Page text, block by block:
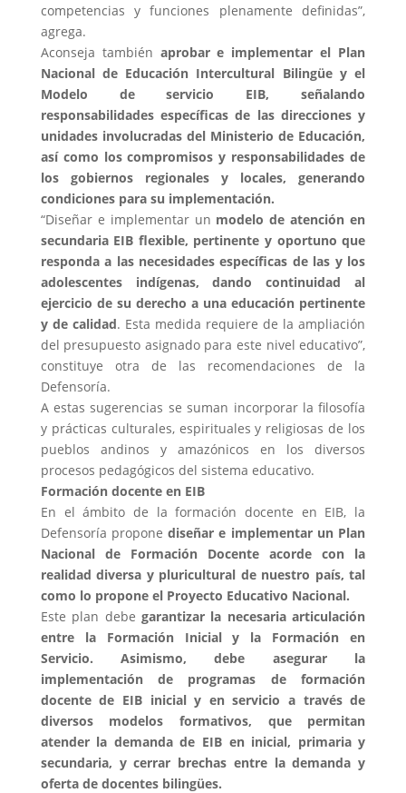
competencias y funciones plenamente definidas”,
agrega.
Aconseja también aprobar e implementar el Plan
Nacional de Educación Intercultural Bilingüe y el
Modelo de servicio EIB, señalando
responsabilidades específicas de las direcciones y
unidades involucradas del Ministerio de Educación,
así como los compromisos y responsabilidades de
los gobiernos regionales y locales, generando
condiciones para su implementación.
“Diseñar e implementar un modelo de atención en
secundaria EIB flexible, pertinente y oportuno que
responda a las necesidades específicas de las y los
adolescentes indígenas, dando continuidad al
ejercicio de su derecho a una educación pertinente
y de calidad. Esta medida requiere de la ampliación
del presupuesto asignado para este nivel educativo”,
constituye otra de las recomendaciones de la
Defensoría.
A estas sugerencias se suman incorporar la filosofía
y prácticas culturales, espirituales y religiosas de los
pueblos andinos y amazónicos en los diversos
procesos pedagógicos del sistema educativo.
Formación docente en EIB
En el ámbito de la formación docente en EIB, la
Defensoría proponediseñar e implementar un Plan
Nacional de Formación Docente acorde con la
realidad diversa y pluricultural de nuestro país, tal
como lo propone el Proyecto Educativo Nacional.
Este plan debe garantizar la necesaria articulación
entre la Formación Inicial y la Formación en
Servicio. Asimismo, debe asegurar la
implementación de programas de formación
docente de EIB inicial y en servicio a través de
diversos modelos formativos, que permitan
atender la demanda de EIB en inicial, primaria y
secundaria, y cerrar brechas entre la demanda y
oferta de docentes bilingües.